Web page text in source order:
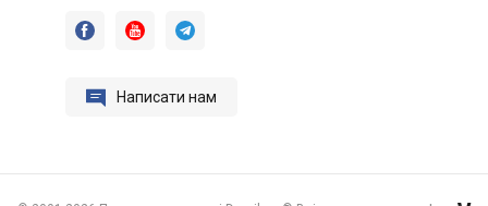
  
 Написати нам